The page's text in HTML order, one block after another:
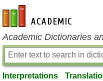
en-academic.com
Academic Dictionaries
Interpretations